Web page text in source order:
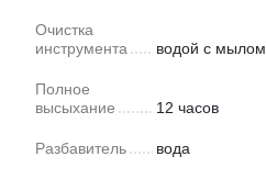
Очистка
инструмента
водой с мылом.
Полное
высыхание
12 часов
Разбавитель вода